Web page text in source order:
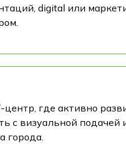
digital или
где активно
с визуальной
города.